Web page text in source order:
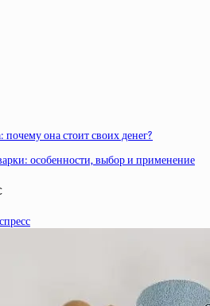
она стоит своих денег?
особенности, выбор и применение